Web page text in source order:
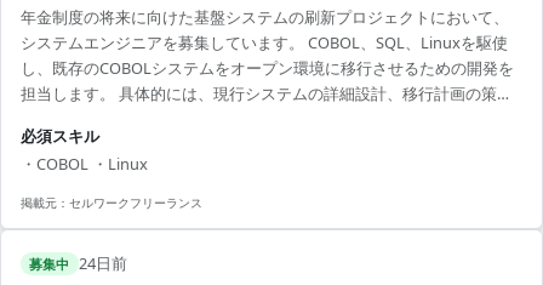
年金制度の将来に向けた基盤システムの刷新プロジェクトにおいて、
システムエンジニアを募集しています。 COBOL、SQL、Linuxを駆使
し、既存のCOBOLシステムをオープン環境に移行させるための開発を
担当します。 具体的には、現行システムの詳細設計、移行計画の策
ェクトは2029年のサービスインを目指しており、長期的な参画が可能
です。 職場は常駐型ですが、技術的な成長を支援する環境が整ってお
り、アーキテクチャ設計やプロジェクトマネジメントなど、今後のキ
必須スキル
・COBOL ・Linux
掲載元： セルワークフリーランス
募集中 24日前